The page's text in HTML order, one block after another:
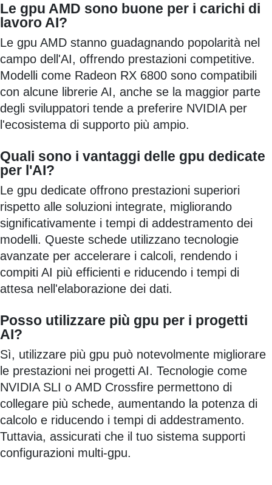
Le gpu AMD sono buone per i carichi di
lavoro AI?
Le gpu AMD stanno guadagnando popolarità nel
campo dell'AI, offrendo prestazioni competitive.
Modelli come Radeon RX 6800 sono compatibili
con alcune librerie AI, anche se la maggior parte
degli sviluppatori tende a preferire NVIDIA per
l'ecosistema di supporto più ampio.
Quali sono i vantaggi delle gpu dedicate
per l'AI?
Le gpu dedicate offrono prestazioni superiori
rispetto alle soluzioni integrate, migliorando
significativamente i tempi di addestramento dei
modelli. Queste schede utilizzano tecnologie
avanzate per accelerare i calcoli, rendendo i
compiti AI più efficienti e riducendo i tempi di
attesa nell'elaborazione dei dati.
Posso utilizzare più gpu per i progetti
AI?
Sì, utilizzare più gpu può notevolmente migliorare
le prestazioni nei progetti AI. Tecnologie come
NVIDIA SLI o AMD Crossfire permettono di
collegare più schede, aumentando la potenza di
calcolo e riducendo i tempi di addestramento.
Tuttavia, assicurati che il tuo sistema supporti
configurazioni multi-gpu.